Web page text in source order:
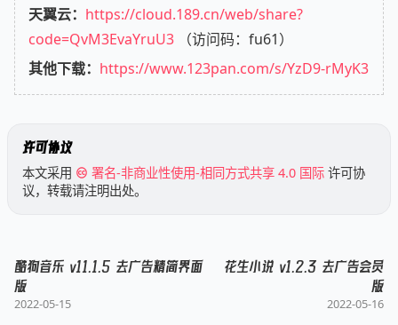
天翼云： https://cloud.189.cn/web/share?
code=QvM3EvaYruU3 （访问码：fu61）
其他下载： https://www.123pan.com/s/YzD9-rMyK3
许可协议
本文采用 署名-非商业性使用-相同方式共享 4.0 国际 许可协
议，转载请注明出处。
酷狗音乐 v11.1.5 去广告精简界面
版
2022-05-15
花生小说 v1.2.3 去广告会员
版
2022-05-16